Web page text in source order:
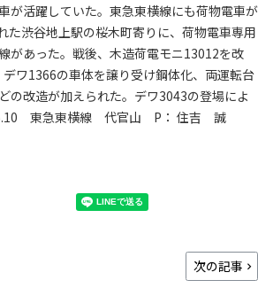
が活躍していた。東急東横線にも荷物電車が
た渋谷地上駅の桜木町寄りに、荷物電車専用
があった。戦後、木造荷電モニ13012を改
ワ1366の車体を譲り受け鋼体化、両運転台
の改造が加えられた。デワ3043の登場によ
東急東横線 代官山 P： 住吉 誠
次の記事